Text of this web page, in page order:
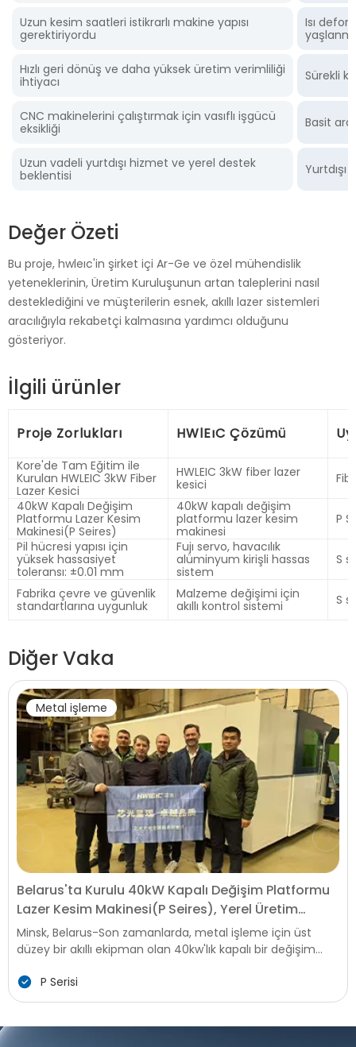
Uzun kesim saatleri istikrarlı makine yapısı
gerektiriyordu
Isı
Hızlı geri dönüş ve daha yüksek üretim verimliliği
ihtiyacı
Sürekli
CNC makinelerini çalıştırmak için vasıflı işgücü
eksikliği
Basit
Uzun vadeli yurtdışı hizmet ve yerel destek
beklentisi
Değer Özeti
Bu proje, hwleıc'in şirket içi Ar-Ge ve özel mühendislik
yeteneklerinin, Üretim Kuruluşunun artan taleplerini nasıl
desteklediğini ve müşterilerin esnek, akıllı lazer sistemleri
aracılığıyla rekabetçi kalmasına yardımcı olduğunu
gösteriyor.
İlgili ürünler
Proje Zorlukları HWlEıC Çözümü
Kore'de Tam Eğitim ile
Kurulan HWLEIC 3kW Fiber
Lazer Kesici
HWLEIC 3kW fiber lazer
kesici
40kW Kapalı Değişim
Platformu Lazer Kesim
Makinesi(P Seires)
40kW kapalı değişim
platformu lazer kesim
makinesi
P
Pil hücresi yapısı için
yüksek hassasiyet
toleransı: ±0.01 mm
Fujı servo, havacılık
alüminyum kirişli hassas
sistem
S
Fabrika çevre ve güvenlik
standartlarına uygunluk
Malzeme değişimi için
akıllı kontrol sistemi
S
Diğer Vaka
Metal işleme
Belarus'ta Kurulu 40kW Kapalı Değişim Platformu
Lazer Kesim Makinesi(P Seires), Yerel Üretim
Yükseltmesini Artırıyor
Minsk, Belarus-Son zamanlarda, metal işleme için üst
düzey bir akıllı ekipman olan 40kw'lık kapalı bir değişim
Üretim Tesisinde başarıyla kuruldu ve devreye alındı. Bu
kurulum, altyapı inşaatı ve tarım makineleri imalatında
P Serisi